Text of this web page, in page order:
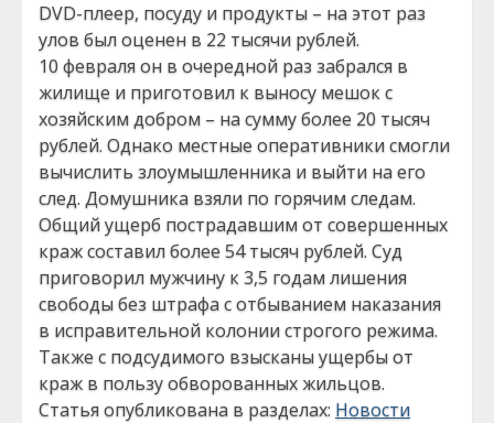
DVD-плеер, посуду и продукты – на этот раз
улов был оценен в 22 тысячи рублей.
10 февраля он в очередной раз забрался в
жилище и приготовил к выносу мешок с
хозяйским добром – на сумму более 20 тысяч
рублей. Однако местные оперативники смогли
вычислить злоумышленника и выйти на его
след. Домушника взяли по горячим следам.
Общий ущерб пострадавшим от совершенных
краж составил более 54 тысяч рублей. Суд
приговорил мужчину к 3,5 годам лишения
свободы без штрафа с отбыванием наказания
в исправительной колонии строгого режима.
Также с подсудимого взысканы ущербы от
краж в пользу обворованных жильцов.
Статья опубликована в разделах: Новости